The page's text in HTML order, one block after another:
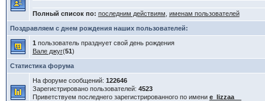
Полный список по: последним действиям именам пользователей
Поздравляем с днем рождения наших пользователей:
1 пользователь празднует свой день рождения
Вале джуг(51)
Статистика форума
На форуме сообщений: 122646
Зарегистрировано пользователей: 4523
Приветствуем последнего зарегистрированного по имени e_lizzaa__